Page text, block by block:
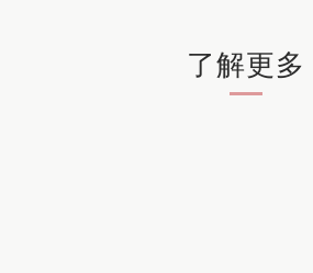
了解更多